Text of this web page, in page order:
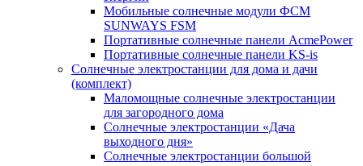
Мобильные солнечные модули ФСМ
SUNWAYS FSM
Портативные солнечные панели AcmePower
Портативные солнечные панели KS-is
Солнечные электростанции для дома и дачи
(комплект)
Маломощные солнечные электростанции
для загородного дома
Солнечные электростанции «Дача
выходного дня»
Солнечные электростанции большой